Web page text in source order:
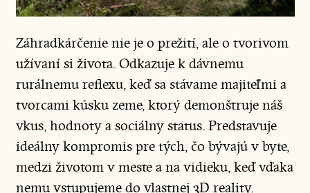
Záhradkárčenie nie je o prežití, ale o tvorivom
užívaní si života. Odkazuje k dávnemu
rurálnemu reflexu, keď sa stávame majiteľmi a
tvorcami kúsku zeme, ktorý demonštruje náš
vkus, hodnoty a sociálny status. Predstavuje
ideálny kompromis pre tých, čo bývajú v byte,
medzi životom v meste a na vidieku, keď vďaka
nemu vstupujeme do vlastnej 3D reality.